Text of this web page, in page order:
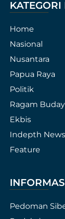
KATEGORI
Home
Nasional
Nusantara
Papua Raya
Politik
Ragam
Ekbis
Indepth News
Feature
Pedoman